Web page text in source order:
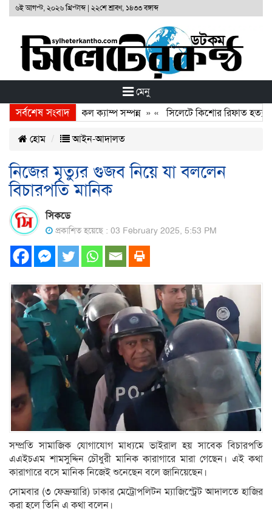
৬ই আগস্ট, ২০২৬ খ্রিস্টাব্দ| ২২শে শ্রাবণ, ১৪৩৩ বঙ্গাব্দ
মেনু
সর্বশেষ সংবাদফ্রি মেডিকেল ক্যাম্প সম্পন্ন» « সিলেটে কিশোর রিফাত
হোম আইন-আদালত
নিজের মৃত্যুর গুজব নিয়ে যা বললেন
বিচারপতি মানিক
সিকডে
প্রকাশিত হয়েছে : 03 February 2025, 5:53 PM
সম্প্রতি সামাজিক যোগাযোগ মাধ্যমে ভাইরাল হয় সাবেক বিচারপতি
এএইচএম শামসুদ্দিন চৌধুরী মানিক কারাগারে মারা গেছেন। এই কথা
কারাগারে বসে মানিক নিজেই শুনেছেন বলে জানিয়েছেন।
সোমবার (৩ ফেব্রুয়ারি) ঢাকার মেট্রোপলিটন ম্যাজিস্ট্রেট আদালতে হাজির
করা হলে তিনি এ কথা বলেন।